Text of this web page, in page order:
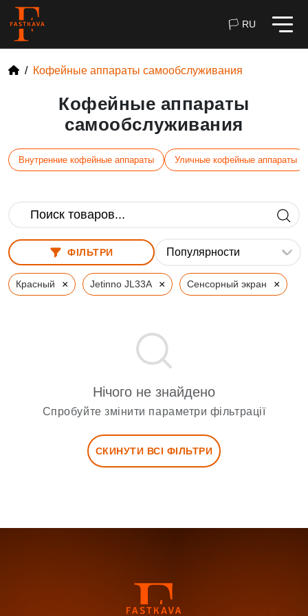
🏳 RU
Кофейные аппараты самообслуживания
Кофейные аппараты
самообслуживания
Внутренние кофейные аппараты Уличные кофейные аппараты
ФІЛЬТРИ
Красный × Jetinno JL33A × Сенсорный экран ×
Нічого не знайдено
Спробуйте змінити параметри фільтрації
СКИНУТИ ВСІ ФІЛЬТРИ